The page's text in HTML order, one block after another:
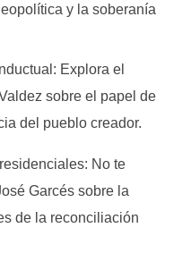
y la soberanía
Explora el
sobre el papel de
del pueblo creador.
No te
Garcés sobre la
de la reconciliación